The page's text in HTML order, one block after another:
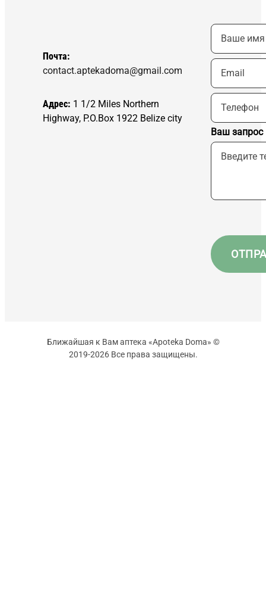
Почта:
contact.aptekadoma@gmail.com
Адрес: 1 1/2 Miles Northern
Highway, P.O.Box 1922 Belize city
Ваш запрос
Ближайшая к Вам аптека «Apoteka Doma» ©
2019-2026 Все права защищены.